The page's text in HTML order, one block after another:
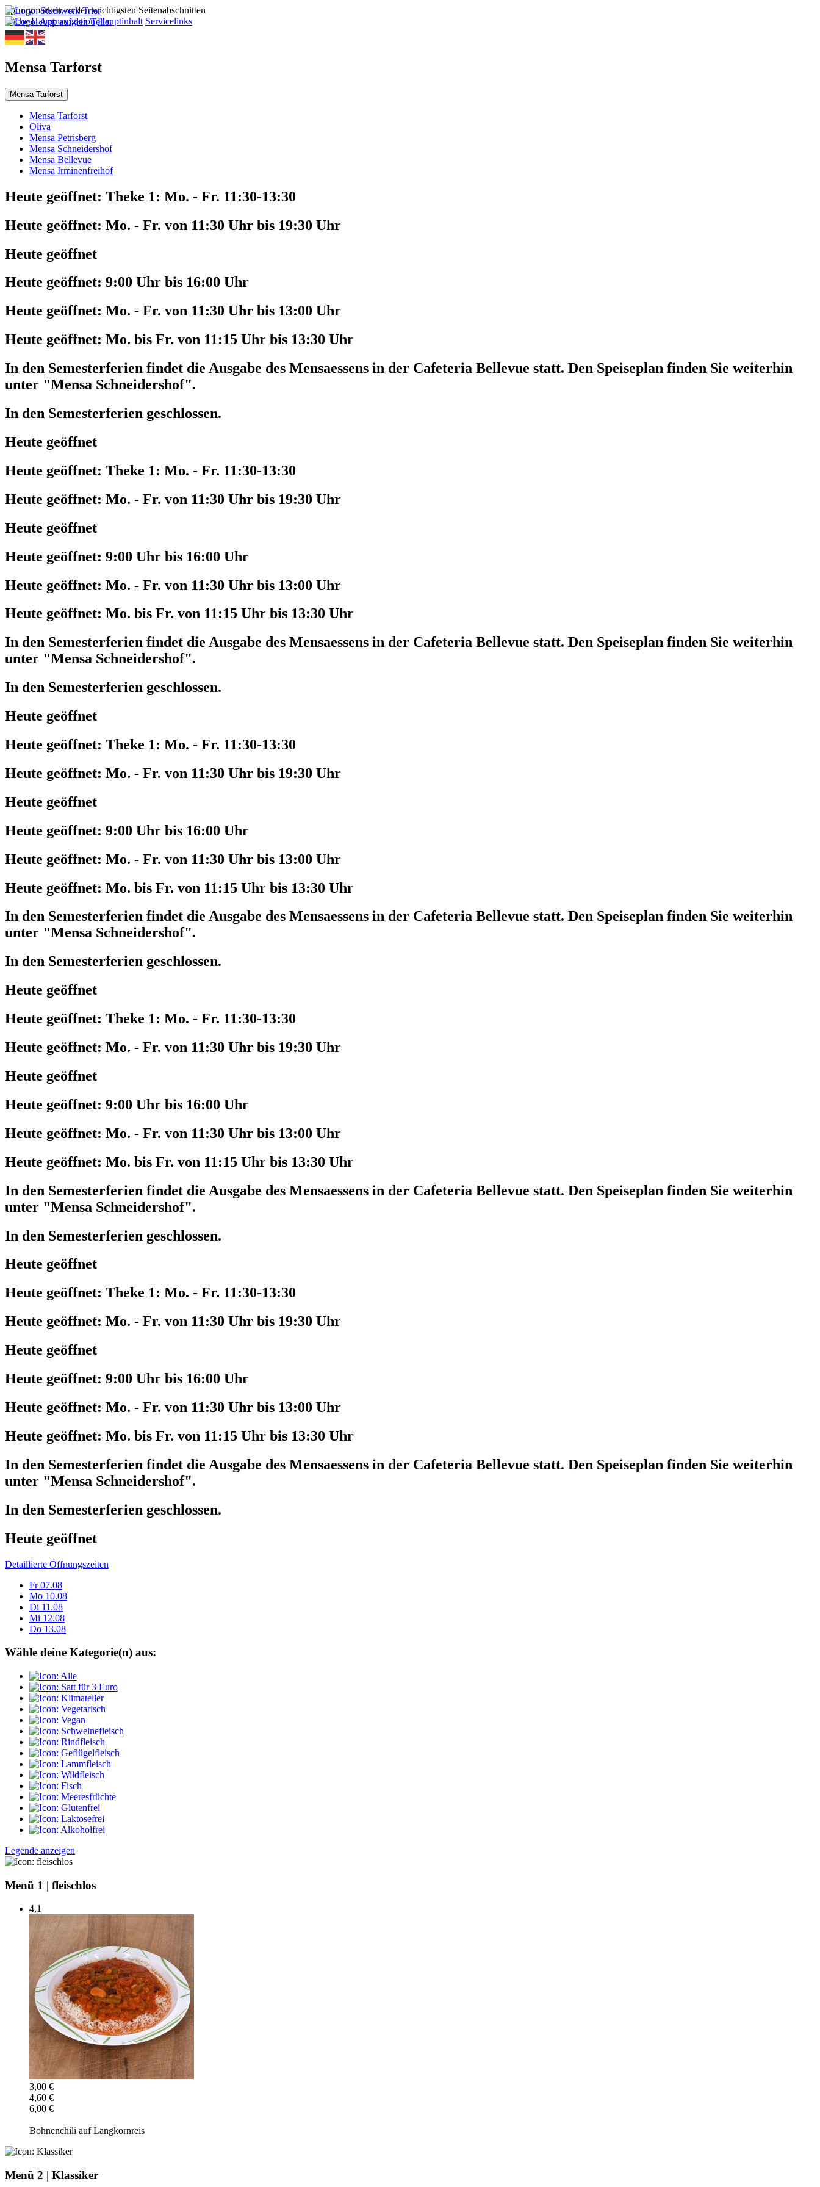
Sprungmarken zu den wichtigsten Seitenabschnitten
Suche Hauptnavigation Hauptinhalt Servicelinks
Mensa Tarforst
Mensa Tarforst
Mensa Tarforst
Oliva
Mensa Petrisberg
Mensa Schneidershof
Mensa Bellevue
Mensa Irminenfreihof
Heute geöffnet: Theke 1: Mo. - Fr. 11:30-13:30
Heute geöffnet: Mo. - Fr. von 11:30 Uhr bis 19:30 Uhr
Heute geöffnet
Heute geöffnet: 9:00 Uhr bis 16:00 Uhr
Heute geöffnet: Mo. - Fr. von 11:30 Uhr bis 13:00 Uhr
Heute geöffnet: Mo. bis Fr. von 11:15 Uhr bis 13:30 Uhr
In den Semesterferien findet die Ausgabe des Mensaessens in der Cafeteria Bellevue statt. Den Speiseplan finden Sie weiterhin
unter "Mensa Schneidershof".
In den Semesterferien geschlossen.
Heute geöffnet
Heute geöffnet: Theke 1: Mo. - Fr. 11:30-13:30
Heute geöffnet: Mo. - Fr. von 11:30 Uhr bis 19:30 Uhr
Heute geöffnet
Heute geöffnet: 9:00 Uhr bis 16:00 Uhr
Heute geöffnet: Mo. - Fr. von 11:30 Uhr bis 13:00 Uhr
Heute geöffnet: Mo. bis Fr. von 11:15 Uhr bis 13:30 Uhr
In den Semesterferien findet die Ausgabe des Mensaessens in der Cafeteria Bellevue statt. Den Speiseplan finden Sie weiterhin
unter "Mensa Schneidershof".
In den Semesterferien geschlossen.
Heute geöffnet
Heute geöffnet: Theke 1: Mo. - Fr. 11:30-13:30
Heute geöffnet: Mo. - Fr. von 11:30 Uhr bis 19:30 Uhr
Heute geöffnet
Heute geöffnet: 9:00 Uhr bis 16:00 Uhr
Heute geöffnet: Mo. - Fr. von 11:30 Uhr bis 13:00 Uhr
Heute geöffnet: Mo. bis Fr. von 11:15 Uhr bis 13:30 Uhr
In den Semesterferien findet die Ausgabe des Mensaessens in der Cafeteria Bellevue statt. Den Speiseplan finden Sie weiterhin
unter "Mensa Schneidershof".
In den Semesterferien geschlossen.
Heute geöffnet
Heute geöffnet: Theke 1: Mo. - Fr. 11:30-13:30
Heute geöffnet: Mo. - Fr. von 11:30 Uhr bis 19:30 Uhr
Heute geöffnet
Heute geöffnet: 9:00 Uhr bis 16:00 Uhr
Heute geöffnet: Mo. - Fr. von 11:30 Uhr bis 13:00 Uhr
Heute geöffnet: Mo. bis Fr. von 11:15 Uhr bis 13:30 Uhr
In den Semesterferien findet die Ausgabe des Mensaessens in der Cafeteria Bellevue statt. Den Speiseplan finden Sie weiterhin
unter "Mensa Schneidershof".
In den Semesterferien geschlossen.
Heute geöffnet
Heute geöffnet: Theke 1: Mo. - Fr. 11:30-13:30
Heute geöffnet: Mo. - Fr. von 11:30 Uhr bis 19:30 Uhr
Heute geöffnet
Heute geöffnet: 9:00 Uhr bis 16:00 Uhr
Heute geöffnet: Mo. - Fr. von 11:30 Uhr bis 13:00 Uhr
Heute geöffnet: Mo. bis Fr. von 11:15 Uhr bis 13:30 Uhr
In den Semesterferien findet die Ausgabe des Mensaessens in der Cafeteria Bellevue statt. Den Speiseplan finden Sie weiterhin
unter "Mensa Schneidershof".
In den Semesterferien geschlossen.
Heute geöffnet
Detaillierte Öffnungszeiten
Fr 07.08
Mo 10.08
Di 11.08
Mi 12.08
Do 13.08
Wähle deine Kategorie(n) aus:
Legende anzeigen
Menü 1 | fleischlos
4,1
3,00 €
4,60 €
6,00 €
Bohnenchili auf Langkornreis
Menü 2 | Klassiker